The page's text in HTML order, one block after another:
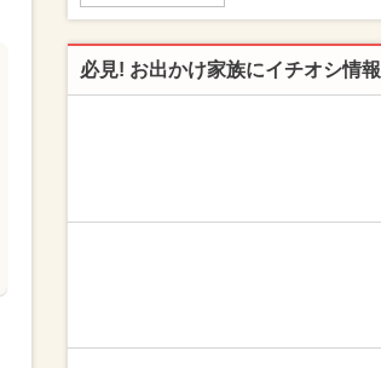
必見! お出かけ家族にイチオシ情報